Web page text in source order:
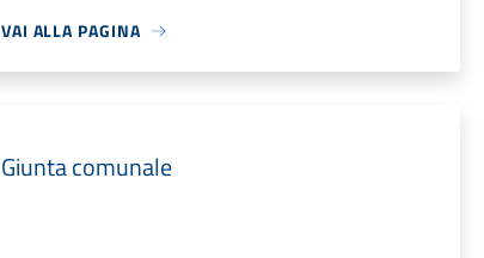
VAI ALLA PAGINA
Giunta comunale